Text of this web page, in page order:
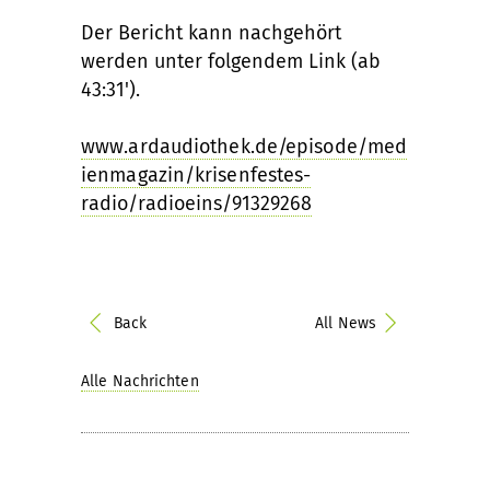
Der Bericht kann nachgehört
werden unter folgendem Link (ab
43:31').
www.ardaudiothek.de/episode/med
ienmagazin/krisenfestes-
radio/radioeins/91329268
Back All News
Alle Nachrichten